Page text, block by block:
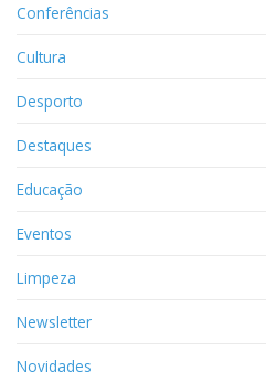
Conferências
Cultura
Desporto
Destaques
Educação
Eventos
Limpeza
Newsletter
Novidades